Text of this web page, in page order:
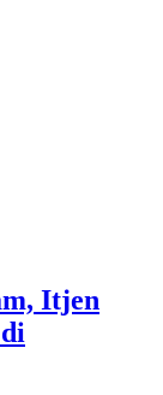
Itjen